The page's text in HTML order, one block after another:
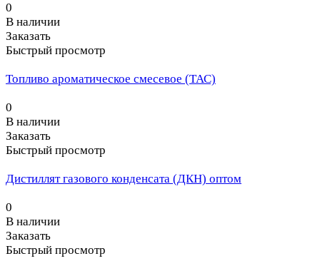
0
В наличии
Заказать
Быстрый просмотр
Топливо ароматическое смесевое (ТАС)
0
В наличии
Заказать
Быстрый просмотр
Дистиллят газового конденсата (ДКН) оптом
0
В наличии
Заказать
Быстрый просмотр